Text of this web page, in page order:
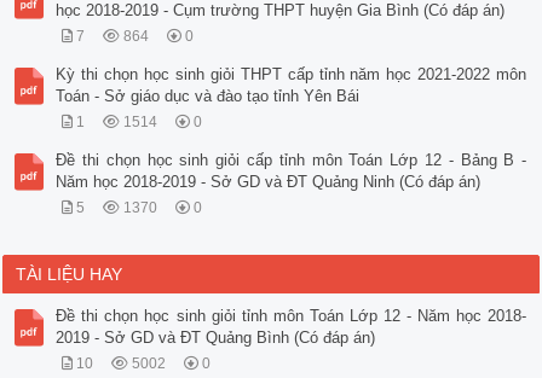
học 2018-2019 - Cụm trường THPT huyện Gia Bình (Có đáp án)
7 864 0
Kỳ thi chọn học sinh giỏi THPT cấp tỉnh năm học 2021-2022 môn
Toán - Sở giáo dục và đào tạo tỉnh Yên Bái
1 1514 0
Đề thi chọn học sinh giỏi cấp tỉnh môn Toán Lớp 12 - Bảng B -
Năm học 2018-2019 - Sở GD và ĐT Quảng Ninh (Có đáp án)
5 1370 0
TÀI LIỆU HAY
Đề thi chọn học sinh giỏi tỉnh môn Toán Lớp 12 - Năm học 2018-
2019 - Sở GD và ĐT Quảng Bình (Có đáp án)
10 5002 0